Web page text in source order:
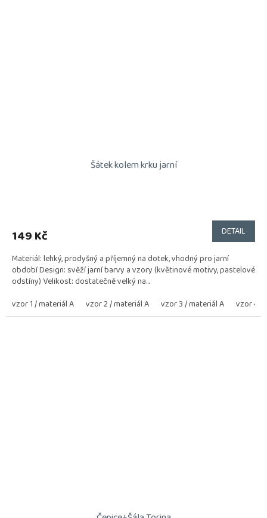
Šátek kolem krku jarní
149 Kč DETAIL
Materiál: lehký, prodyšný a příjemný na dotek, vhodný pro jarní
období Design: svěží jarní barvy a vzory (květinové motivy, pastelové
odstíny) Velikost: dostatečně velký na...
vzor 1 / materiál A
vzor 2 / materiál A vzor 3 / materiál A vzor 4 /